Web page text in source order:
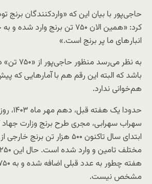
حاجی‌پور با بیان این که «واردکنندگان برنج
کرد: «همین الان ۷۵۰ تن برنج
انبار‌های ما پر برنج است.»
باشد که البته این رقم هم با آمارهایی که
هم‌خوانی ندارد.
حدودا
سهراب سهرابی، مجری طرح برنج وزارت
ابتدای سال تاکنون ۵۰۰ هزار تن
مشخص نیست.